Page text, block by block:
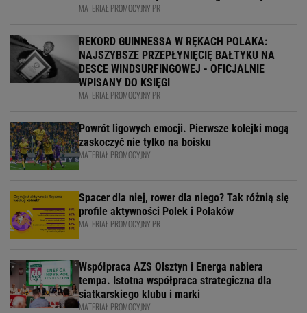
MATERIAŁ PROMOCYJNY PR
REKORD GUINNESSA W RĘKACH POLAKA:
NAJSZYBSZE PRZEPŁYNIĘCIĘ BAŁTYKU NA
DESCE WINDSURFINGOWEJ - OFICJALNIE
WPISANY DO KSIĘGI
MATERIAŁ PROMOCYJNY PR
Powrót ligowych emocji. Pierwsze kolejki mogą
zaskoczyć nie tylko na boisku
MATERIAŁ PROMOCYJNY
Spacer dla niej, rower dla niego? Tak różnią się
profile aktywności Polek i Polaków
MATERIAŁ PROMOCYJNY PR
Współpraca AZS Olsztyn i Energa nabiera
tempa. Istotna współpraca strategiczna dla
siatkarskiego klubu i marki
MATERIAŁ PROMOCYJNY